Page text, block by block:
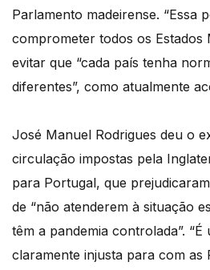
Parlamento madeirense. “Essa
comprometer todos os Estados
evitar que “cada país tenha
diferentes”, como atualmente
José Manuel Rodrigues deu o
circulação impostas pela
para Portugal, que
de “não atenderem à situação
têm a pandemia controlada”. “É
claramente injusta para com as